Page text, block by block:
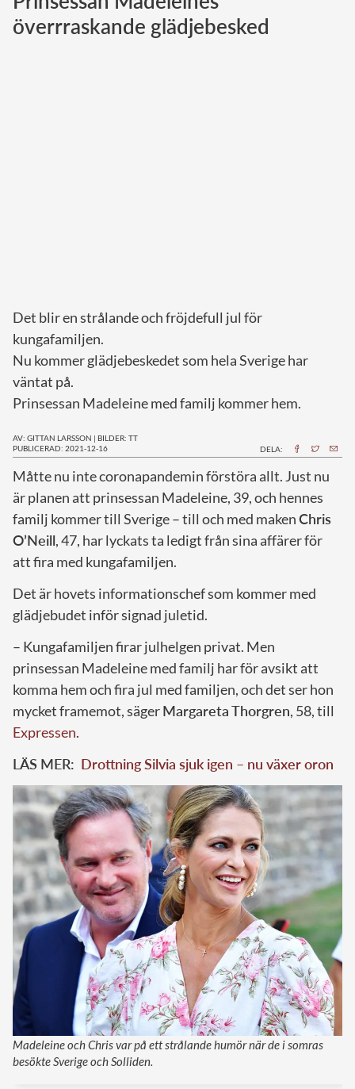
Norska kungahuset
överrraskande glädjebesked
Det blir en strålande och fröjdefull jul för
kungafamiljen.
Nu kommer glädjebeskedet som hela Sverige har
väntat på.
Prinsessan Madeleine med familj kommer hem.
AV: GITTAN LARSSON | BILDER: TT
PUBLICERAD: 2021-12-16
DELA:
Måtte nu inte coronapandemin förstöra allt. Just nu
är planen att prinsessan Madeleine, 39, och hennes
familj kommer till Sverige – till och med makenChris
O’Neill, 47, har lyckats ta ledigt från sina affärer för
att fira med kungafamiljen.
Det är hovets informationschef som kommer med
glädjebudet inför signad juletid.
– Kungafamiljen firar julhelgen privat. Men
prinsessan Madeleine med familj har för avsikt att
komma hem och fira jul med familjen, och det ser hon
mycket framemot, sägerMargareta Thorgren, 58, till
Expressen.
LÄS MER: Drottning Silvia sjuk igen – nu växer oron
Madeleine och Chris var på ett strålande humör när de i somras
besökte Sverige och Solliden.